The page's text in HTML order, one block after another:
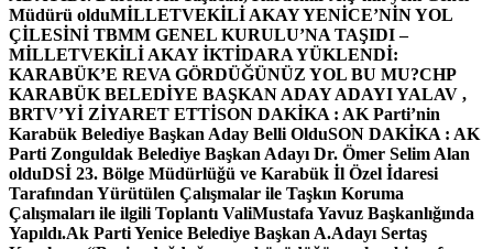
Müdürü olduMİLLETVEKİLİ AKAY YENİCE’NİN YOL
ÇİLESİNİ TBMM GENEL KURULU’NA TAŞIDI –
MİLLETVEKİLİ AKAY İKTİDARA YÜKLENDİ:
KARABÜK’E REVA GÖRDÜĞÜNÜZ YOL BU MU?CHP
KARABÜK BELEDİYE BAŞKAN ADAY ADAYI YALAV ,
BRTV’Yİ ZİYARET ETTİSON DAKİKA : AK Parti’nin
Karabük Belediye Başkan Aday Belli OlduSON DAKİKA : AK
Parti Zonguldak Belediye Başkan Adayı Dr. Ömer Selim Alan
olduDSİ 23. Bölge Müdürlüğü ve Karabük İl Özel İdaresi
Tarafından Yürütülen Çalışmalar ile Taşkın Koruma
Çalışmaları ile ilgili Toplantı ValiMustafa Yavuz Başkanlığında
Yapıldı.Ak Parti Yenice Belediye Başkan A.Adayı Sertaş